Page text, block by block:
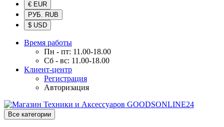
€ EUR
РУБ. RUB
$ USD
Время работы
Пн - пт: 11.00-18.00
Сб - вс: 11.00-18.00
Клиент-центр
Регистрация
Авторизация
Все категории